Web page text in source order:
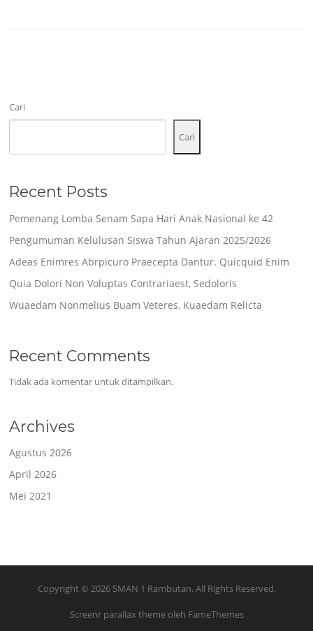
Cari
Cari
Recent Posts
Pemenang Lomba Senam Sapa Hari Anak Nasional ke 42
Pengumuman Kelulusan Siswa Tahun Ajaran 2025/2026
Adeas Enimres Abrpicuro Praecepta Dantur. Quicquid Enim
Quia Dolori Non Voluptas Contrariaest, Sedoloris
Wuaedam Nonmelius Buam Veteres, Kuaedam Relicta
Recent Comments
Tidak ada komentar untuk ditampilkan.
Archives
Agustus 2026
April 2026
Mei 2021
Copyright © 2026 SMAN 1 Rambutan. All Rights Reserved.
Screenr parallax themeoleh FameThemes